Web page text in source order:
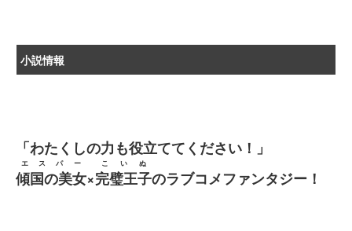
小説情報
「わたくしの力も役立ててください！」
傾国の美女
エスパー
×完璧王子
こいぬ
のラブコメファンタジー！